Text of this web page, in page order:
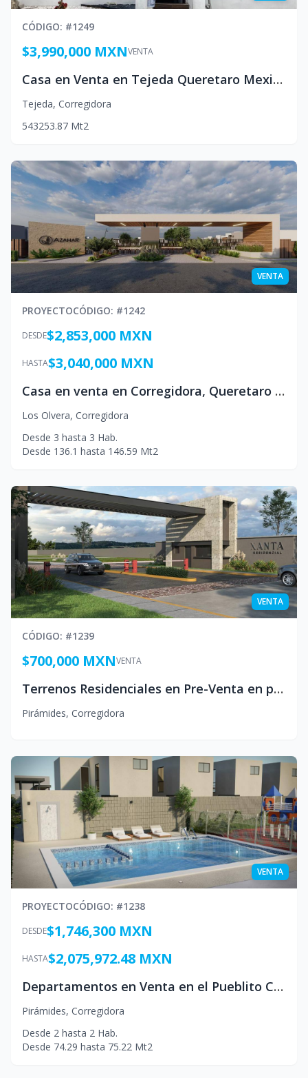
CÓDIGO: #1249
VENTA
$3,990,000 MXN
Casa en Venta en Tejeda Queretaro Mexico
Tejeda, Corregidora
543253.87 Mt2
VENTA
PROYECTOCÓDIGO: #1242
DESDE$2,853,000 MXN
HASTA$3,040,000 MXN
Casa en venta en Corregidora, Queretaro Mexico
Los Olvera, Corregidora
Desde 3 hasta 3 Hab.
Desde 136.1 hasta 146.59 Mt2
VENTA
CÓDIGO: #1239
VENTA
$700,000 MXN
Terrenos Residenciales en Pre-Venta en pirámides Corregidora, Querétaro, México
Pirámides, Corregidora
VENTA
PROYECTOCÓDIGO: #1238
DESDE$1,746,300 MXN
HASTA$2,075,972.48 MXN
Departamentos en Venta en el Pueblito Corregidora Mexico
Pirámides, Corregidora
Desde 2 hasta 2 Hab.
Desde 74.29 hasta 75.22 Mt2